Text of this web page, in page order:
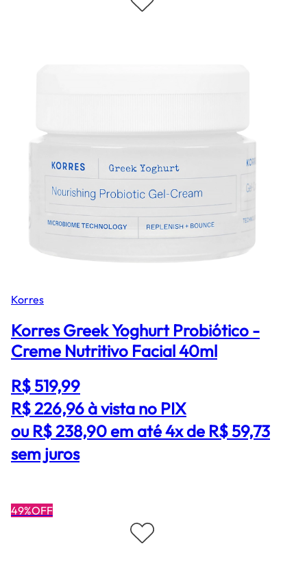
Korres
Korres Greek Yoghurt Probiótico -
Creme Nutritivo Facial 40ml
R$ 519,99
R$ 226,96à vista no PIX
ou R$ 238,90 em até 4x de R$ 59,73
sem juros
49%OFF